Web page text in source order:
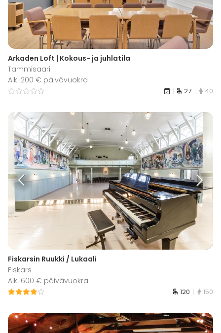
Arkaden Loft | Kokous- ja juhlatila
Tammisaari
Alk. 200 € päivävuokra
27 40
Fiskarsin Ruukki / Lukaali
Fiskars
Alk. 600 € päivävuokra
120 150